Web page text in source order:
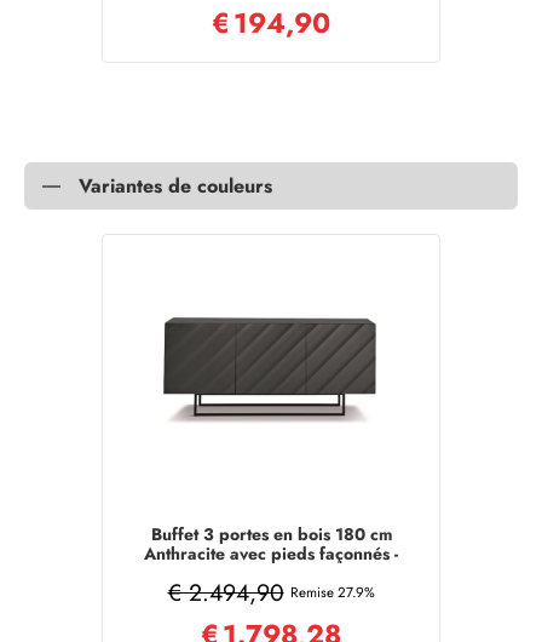
€194,90
Variantes de couleurs
Buffet 3 portes en bois 180 cm
Anthracite avec pieds façonnés -
€ 2.494,90 Remise 27.9%